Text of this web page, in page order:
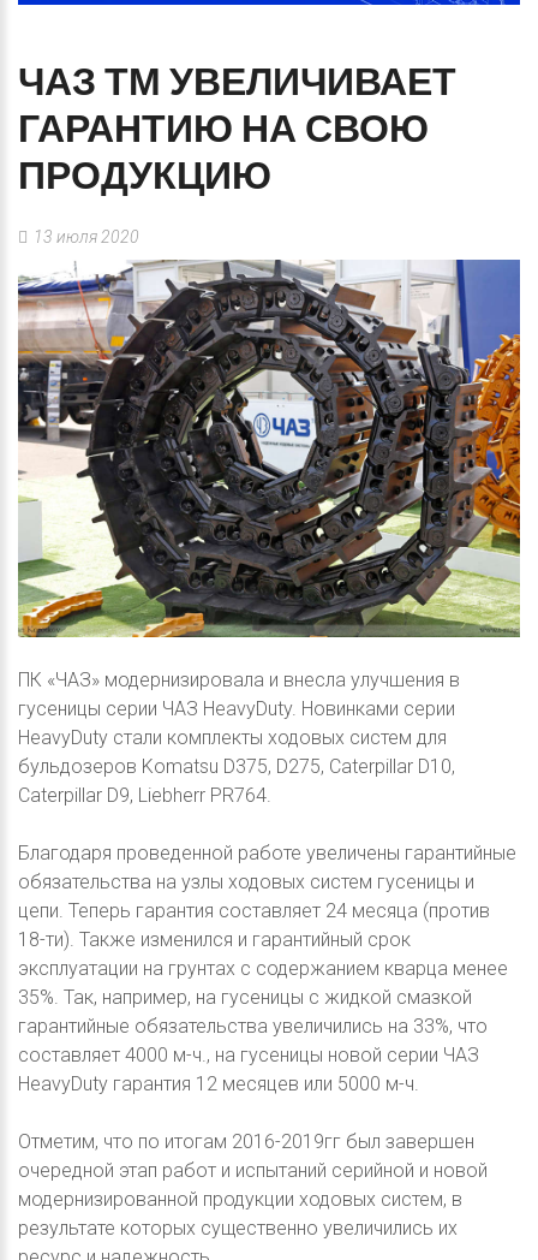
ЧАЗТМ УВЕЛИЧИВАЕТ
ГАРАНТИЮ НА СВОЮ
ПРОДУКЦИЮ
13 июля 2020
ПК «ЧАЗ» модернизировала и внесла улучшения в
гусеницы серии ЧАЗ HeavyDuty. Новинками серии
HeavyDuty стали комплекты ходовых систем для
бульдозеров Komatsu D375, D275, Caterpillar D10,
Caterpillar D9, Liebherr PR764.
Благодаря проведенной работе увеличены гарантийные
обязательства на узлы ходовых систем гусеницы и
цепи. Теперь гарантия составляет 24 месяца (против
18-ти). Также изменился и гарантийный срок
эксплуатации на грунтах с содержанием кварца менее
35%. Так, например, на гусеницы с жидкой смазкой
гарантийные обязательства увеличились на 33%, что
составляет 4000 м-ч., на гусеницы новой серии ЧАЗ
HeavyDuty гарантия 12 месяцев или 5000 м-ч.
Отметим, что по итогам 2016-2019гг был завершен
очередной этап работ и испытаний серийной и новой
модернизированной продукции ходовых систем, в
результате которых существенно увеличились их